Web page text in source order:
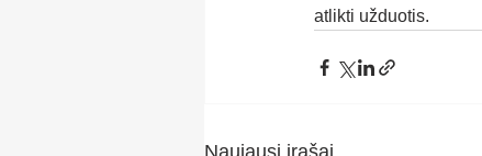
atlikti užduotis.